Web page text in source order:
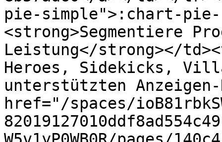
pie-simple">:chart-
<strong>Segmentiere
Leistung</strong></
Heroes, Sidekicks,
unterstützten Anzeigen-
href="/spaces/